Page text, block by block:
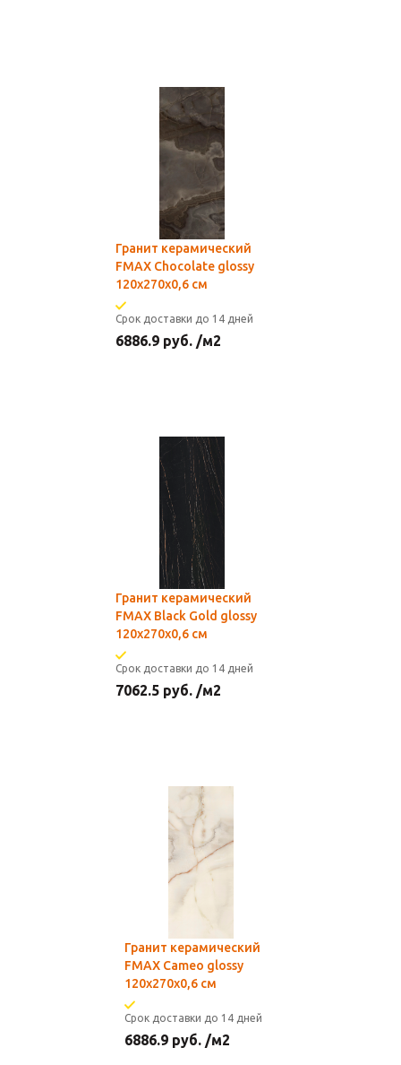
Гранит керамический
FMAX Chocolate glossy
120х270х0,6 см
Срок доставки до 14 дней
6886.9 руб. /м2
Гранит керамический
FMAX Black Gold glossy
120х270х0,6 см
Срок доставки до 14 дней
7062.5 руб. /м2
Гранит керамический
FMAX Cameo glossy
120х270х0,6 см
Срок доставки до 14 дней
6886.9 руб. /м2